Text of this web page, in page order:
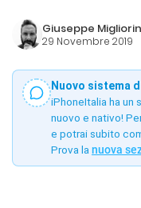
Giuseppe
29 Novembre 2019
Nuovo sistema
iPhoneItalia ha
nuovo e nativo!
e potrai subito
Prova la nuova